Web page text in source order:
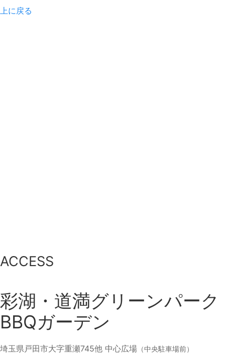
上に戻る
ACCESS
彩湖・道満グリーンパーク
BBQガーデン
埼玉県戸田市大字重瀬745他 中心広場 （中央駐車場前）